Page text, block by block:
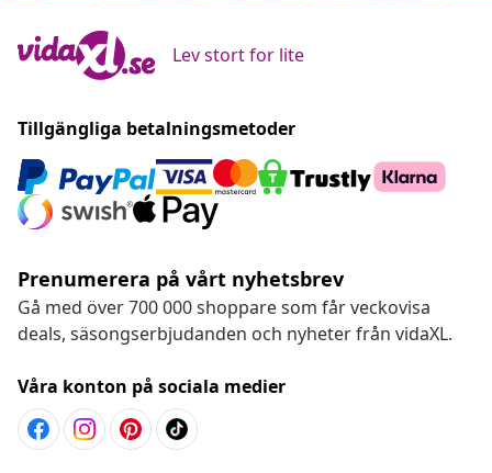
Lev stort for lite
Tillgängliga betalningsmetoder
Prenumerera på vårt nyhetsbrev
Gå med över 700 000 shoppare som får veckovisa
deals, säsongserbjudanden och nyheter från vidaXL.
Våra konton på sociala medier